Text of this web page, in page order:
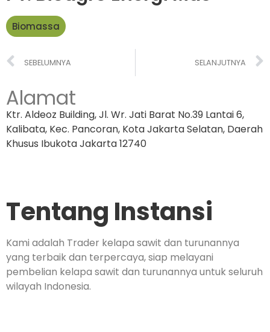
Biomassa
SEBELUMNYA SELANJUTNYA
Alamat
Ktr. Aldeoz Building, Jl. Wr. Jati Barat No.39 Lantai 6,
Kalibata, Kec. Pancoran, Kota Jakarta Selatan, Daerah
Khusus Ibukota Jakarta 12740
Tentang Instansi
Kami adalah Trader kelapa sawit dan turunannya
yang terbaik dan terpercaya, siap melayani
pembelian kelapa sawit dan turunannya untuk seluruh
wilayah Indonesia.